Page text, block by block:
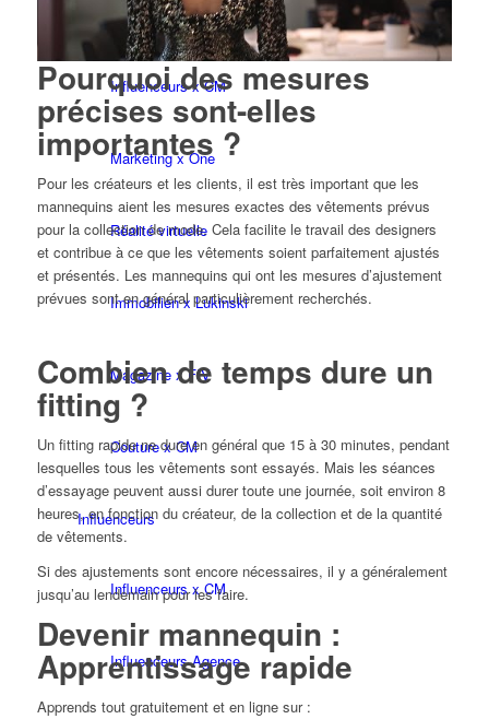
BY CM
Influenceurs x CM
Marketing x One
Réalité virtuelle
Immobilien x Lukinski
Magazine x FIV
Couture x CM
Influenceurs
Influenceurs x CM
Influenceurs Agence
Pourquoi des mesures
précises sont-elles
importantes ?
Pour les créateurs et les clients, il est très important que les
mannequins aient les mesures exactes des vêtements prévus
pour la collection de mode. Cela facilite le travail des designers
et contribue à ce que les vêtements soient parfaitement ajustés
et présentés. Les mannequins qui ont les mesures d’ajustement
prévues sont en général particulièrement recherchés.
Combien de temps dure un
fitting ?
Un fitting rapide ne dure en général que 15 à 30 minutes, pendant
lesquelles tous les vêtements sont essayés. Mais les séances
d’essayage peuvent aussi durer toute une journée, soit environ 8
heures, en fonction du créateur, de la collection et de la quantité
de vêtements.
Si des ajustements sont encore nécessaires, il y a généralement
jusqu’au lendemain pour les faire.
Devenir mannequin :
Apprentissage rapide
Apprends tout gratuitement et en ligne sur :